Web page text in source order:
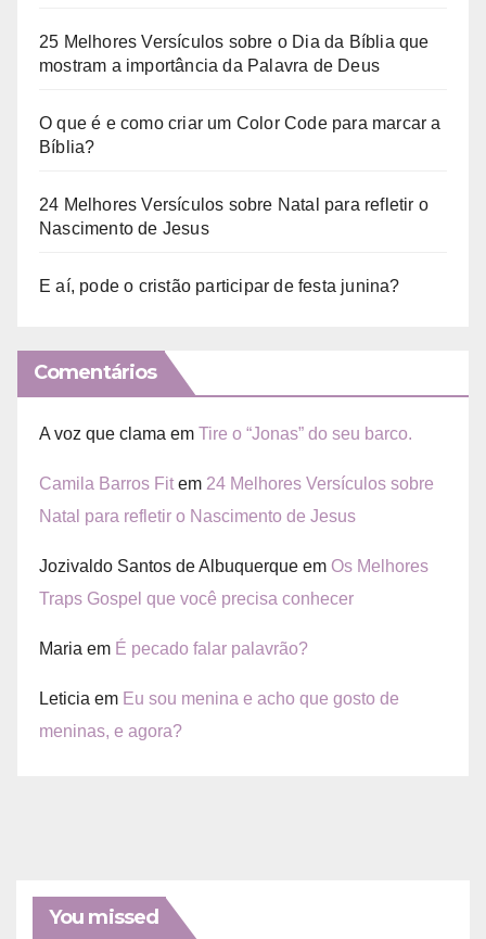
25 Melhores Versículos sobre o Dia da Bíblia que
mostram a importância da Palavra de Deus
O que é e como criar um Color Code para marcar a
Bíblia?
24 Melhores Versículos sobre Natal para refletir o
Nascimento de Jesus
E aí, pode o cristão participar de festa junina?
Comentários
A voz que clama em Tire o “Jonas” do seu barco.
Camila Barros Fit em 24 Melhores Versículos sobre
Natal para refletir o Nascimento de Jesus
Jozivaldo Santos de Albuquerque em Os Melhores
Traps Gospel que você precisa conhecer
Maria em É pecado falar palavrão?
Leticia em Eu sou menina e acho que gosto de
meninas, e agora?
You missed